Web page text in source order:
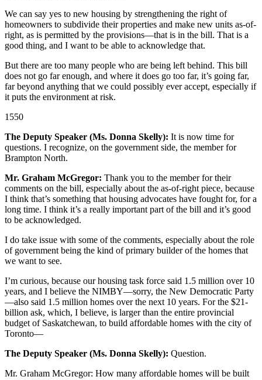
We can say yes to new housing by strengthening the right of
homeowners to subdivide their properties and make new units as-of-
right, as is permitted by the provisions—that is in the bill. That is a
good thing, and I want to be able to acknowledge that.
But there are too many people who are being left behind. This bill
does not go far enough, and where it does go too far, it’s going far,
far beyond anything that we could possibly ever accept, especially if
it puts the environment at risk.
1550
The Deputy Speaker (Ms. Donna Skelly): It is now time for
questions. I recognize, on the government side, the member for
Brampton North.
Mr. Graham McGregor: Thank you to the member for their
comments on the bill, especially about the as-of-right piece, because
I think that’s something that housing advocates have fought for, for a
long time. I think it’s a really important part of the bill and it’s good
to be acknowledged.
I do take issue with some of the comments, especially about the role
of government being the kind of primary builder of the homes that
we want to see.
I’m curious, because our housing task force said 1.5 million over 10
years, and I believe the NIMBY—sorry, the New Democratic Party
—also said 1.5 million homes over the next 10 years. For the $21-
billion ask, which, I believe, is larger than the entire provincial
budget of Saskatchewan, to build affordable homes with the city of
Toronto—
The Deputy Speaker (Ms. Donna Skelly): Question.
Mr. Graham McGregor: How many affordable homes will be built